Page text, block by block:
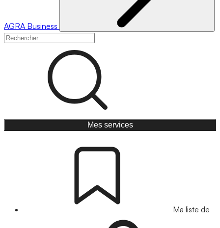
AGRA Business
Mes services
Ma liste de